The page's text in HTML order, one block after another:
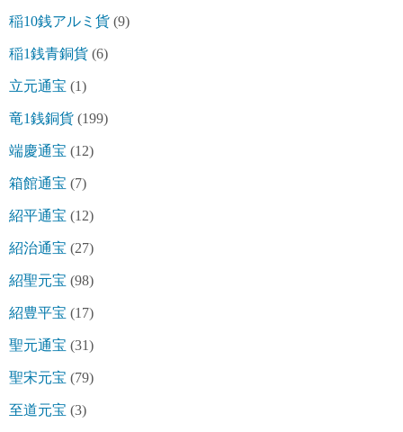
稲10銭アルミ貨 (9)
稲1銭青銅貨 (6)
立元通宝 (1)
竜1銭銅貨 (199)
端慶通宝 (12)
箱館通宝 (7)
紹平通宝 (12)
紹治通宝 (27)
紹聖元宝 (98)
紹豊平宝 (17)
聖元通宝 (31)
聖宋元宝 (79)
至道元宝 (3)